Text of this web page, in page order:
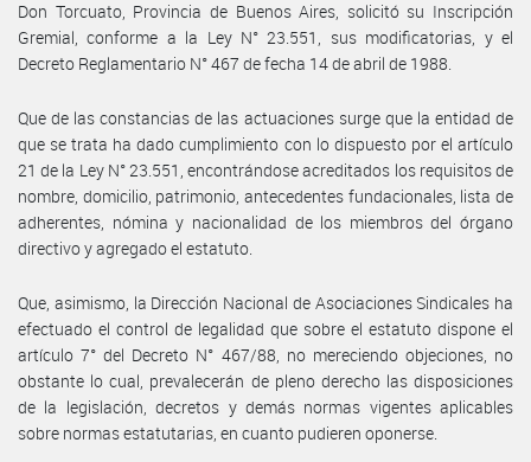
Don Torcuato, Provincia de Buenos Aires, solicitó su Inscripción
Gremial, conforme a la Ley N° 23.551, sus modificatorias, y el
Decreto Reglamentario N° 467 de fecha 14 de abril de 1988.
Que de las constancias de las actuaciones surge que la entidad de
que se trata ha dado cumplimiento con lo dispuesto por el artículo
21 de la Ley N° 23.551, encontrándose acreditados los requisitos de
nombre, domicilio, patrimonio, antecedentes fundacionales, lista de
adherentes, nómina y nacionalidad de los miembros del órgano
directivo y agregado el estatuto.
Que, asimismo, la Dirección Nacional de Asociaciones Sindicales ha
efectuado el control de legalidad que sobre el estatuto dispone el
artículo 7° del Decreto N° 467/88, no mereciendo objeciones, no
obstante lo cual, prevalecerán de pleno derecho las disposiciones
de la legislación, decretos y demás normas vigentes aplicables
sobre normas estatutarias, en cuanto pudieren oponerse.